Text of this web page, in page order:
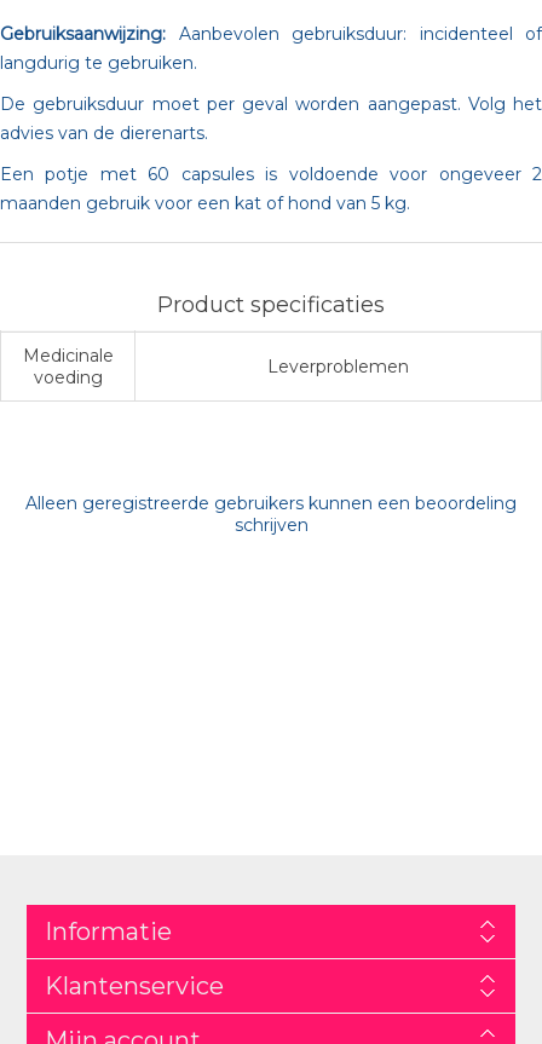
Gebruiksaanwijzing: Aanbevolen gebruiksduur: incidenteel of
langdurig te gebruiken.
De gebruiksduur moet per geval worden aangepast. Volg het
advies van de dierenarts.
Een potje met 60 capsules is voldoende voor ongeveer 2
maanden gebruik voor een kat of hond van 5 kg.
Product specificaties
Medicinale
voeding
Leverproblemen
Alleen geregistreerde gebruikers kunnen een beoordeling
schrijven
Informatie
Klantenservice